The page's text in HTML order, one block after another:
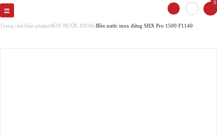
0
Trang chủ Sản phẩm BỒN NƯỚC INOX Bồn nước inox đứng SHX Pro 1500 F1140